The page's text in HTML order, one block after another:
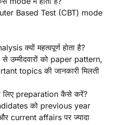
Based Test (CBT) mode
क्यों महत्वपूर्ण होता है?
को paper pattern,
topics की जानकारी मिलती
लिए preparation कैसे करें?
को previous year
current affairs पर ज्यादा